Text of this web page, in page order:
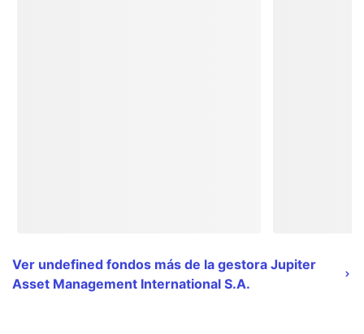
Ver undefined fondos más de la gestora Jupiter
Asset Management International S.A.